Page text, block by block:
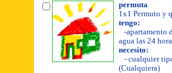
permuta
1x1 Permuto y
tengo:
-apartamento
agua las 24
necesito:
- cualquier
(Cualquiera)